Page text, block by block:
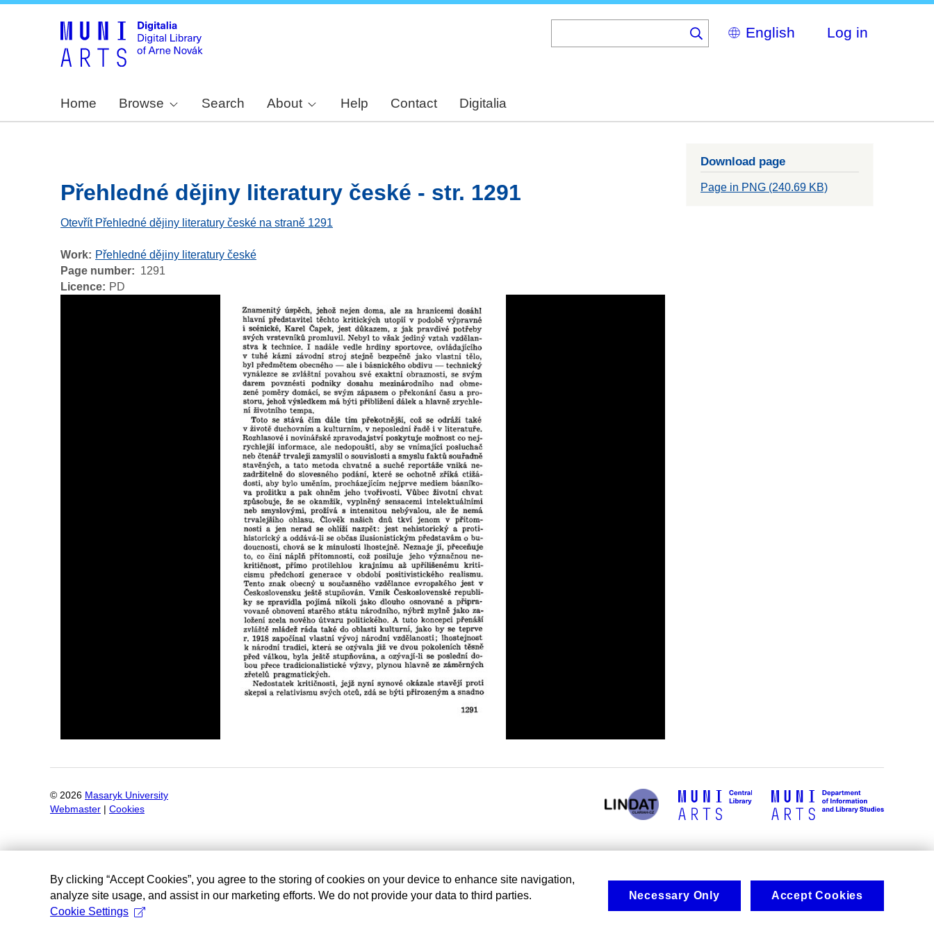
Select
your
Log in
Home Browse Search About Help Contact Digitalia
Přehledné dějiny literatury české - str. 1291
Otevřít Přehledné dějiny literatury české na straně 1291
Work
Přehledné dějiny literatury české
Page number
1291
Licence
PD
Download page
Page in PNG (240.69 KB)
© 2026 Masaryk University
Webmaster
Cookies
By clicking “Accept Cookies”, you agree to the storing of cookies on your device to enhance site navigation,
analyze site usage, and assist in our marketing efforts. We do not provide your data to third parties.
Cookie Settings
Necessary Only Accept Cookies